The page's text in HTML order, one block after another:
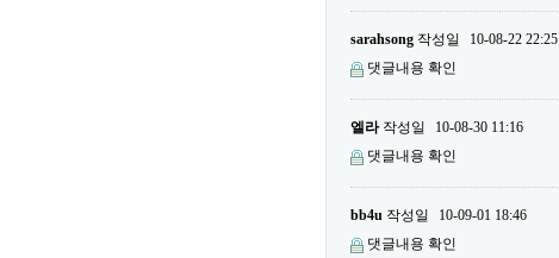
sarahsong 작성일
10-08-22 22:25
댓글내용 확인
엘라작성일
10-08-30 11:16
댓글내용 확인
bb4u 작성일
10-09-01 18:46
댓글내용 확인